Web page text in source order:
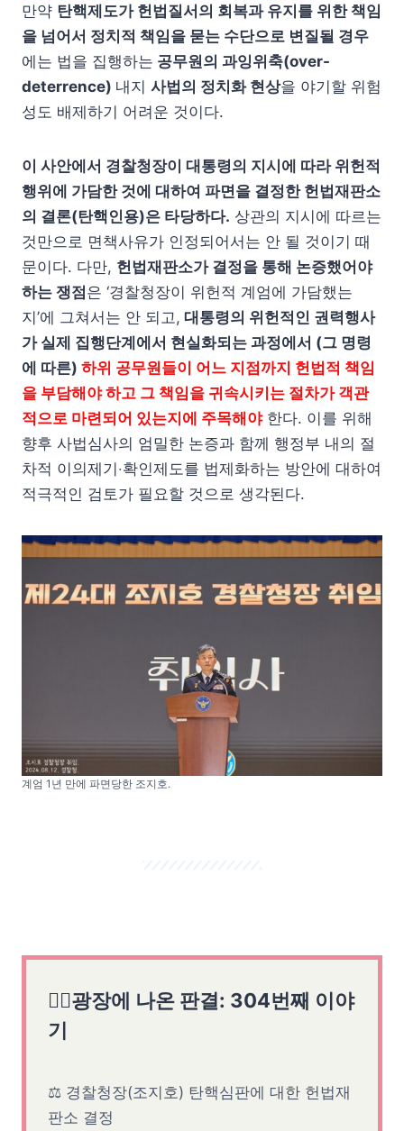
만약 탄핵제도가 헌법질서의 회복과 유지를 위한 책임
을 넘어서 정치적 책임을 묻는 수단으로 변질될 경우
에는 법을 집행하는 공무원의 과잉위축(over-
deterrence) 내지 사법의 정치화 현상을 야기할 위험
성도 배제하기 어려운 것이다.
이 사안에서 경찰청장이 대통령의 지시에 따라 위헌적
행위에 가담한 것에 대하여 파면을 결정한 헌법재판소
의 결론(탄핵인용)은 타당하다. 상관의 지시에 따르는
것만으로 면책사유가 인정되어서는 안 될 것이기 때
문이다. 다만, 헌법재판소가 결정을 통해 논증했어야
하는 쟁점은 ‘경찰청장이 위헌적 계엄에 가담했는
지’에 그쳐서는 안 되고, 대통령의 위헌적인 권력행사
가 실제 집행단계에서 현실화되는 과정에서 (그 명령
에 따른) 하위 공무원들이 어느 지점까지 헌법적 책임
을 부담해야 하고 그 책임을 귀속시키는 절차가 객관
적으로 마련되어 있는지에 주목해야한다. 이를 위해
향후 사법심사의 엄밀한 논증과 함께 행정부 내의 절
차적 이의제기‧확인제도를 법제화하는 방안에 대하여
적극적인 검토가 필요할 것으로 생각된다.
계엄 1년 만에 파면당한 조지호.
👨‍⚖️광장에 나온 판결: 304번째 이야
기
⚖ 경찰청장(조지호) 탄핵심판에 대한 헌법재
판소 결정